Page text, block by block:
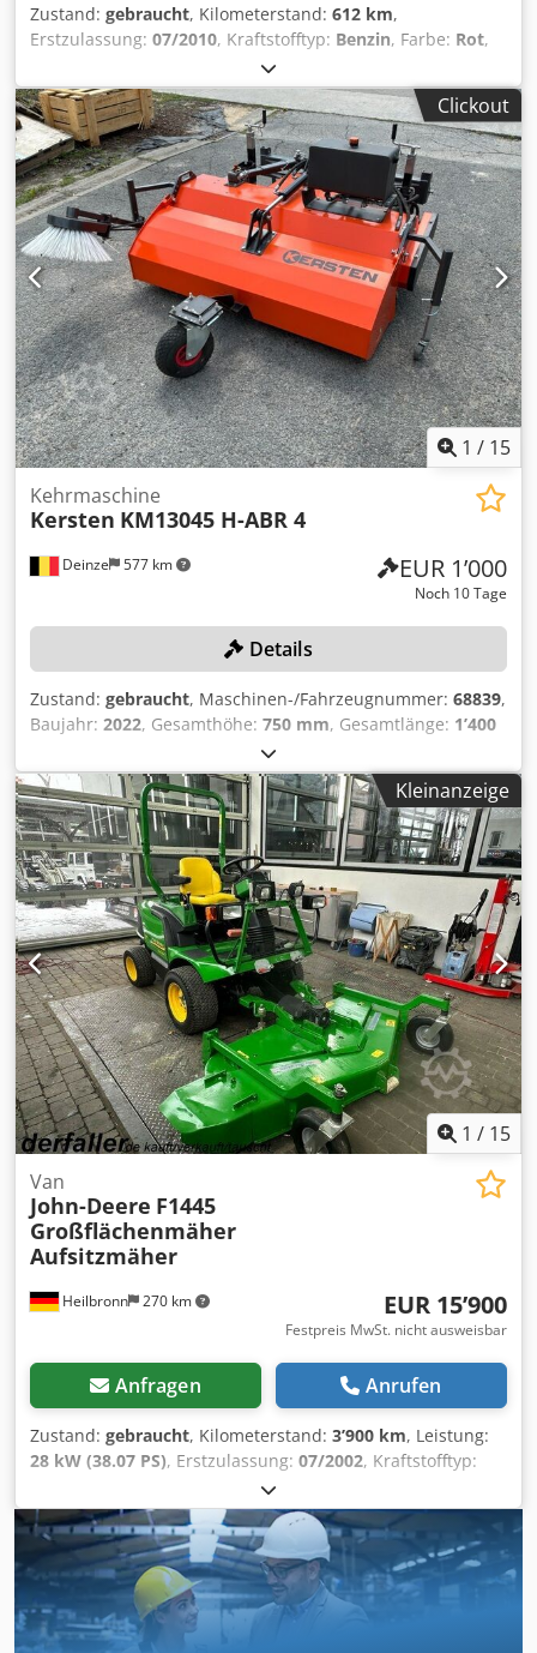
Zustand: gebraucht, Kilometerstand: 612 km,
Erstzulassung: 07/2010, Kraftstofftyp: Benzin, Farbe: Rot,
, Federung:
Betriebsstunden:612 h, , Benzin Hydrostat
Hochentleerung Schnittbreite 97 cm Gesamtlänge 2,30 m
FÜR UNS IST DER ZUSTAND UND DAS BAUCHGEFÜHL
ENTSCHEIDEND, DER PREIS STEHT AN ZWEITER STELLE. Bei
weiteren Fragen steht Ihnen gerne Herr Faller unter der
Nummer zur Verfügung. //*TAUSCH, INZAHLUNGNAHME
ODER BELEIHUNG IHRES FAHRZEUGES, SOWIE
FINANZIERUNG MÖGLICH!Alle Angaben ohne Gewähr*
Weitere Angebote finden Sie auf unserer Homepage: Die
Beschreibung und angegebenen Daten stellen keine
Zusicherung dar und sind nicht verbindlich. Verbindlich ist
der Kaufvertrag der im Autohaus bei Kauf des Fahrzeuges
abgeschlossen wird. Irrtümer und Zwischenverkauf
vorbehalten! Dedsl Tpagjpfx Alnjck
Clickout
1 / 15
Deinze 577 km
Kehrmaschine
Kersten KM13045 H-ABR 4
EUR 1’000
Noch 10 Tage
Details
Zustand: gebraucht, Maschinen-/Fahrzeugnummer: 68839,
Baujahr: 2022, Gesamthöhe: 750 mm, Gesamtlänge: 1’400
1’200 mm, Leergewicht: 133 kg
Arbeitsbreite: 1.300 cm Schnellwechselsystem: Ja
Arbeitsbreite: 1300 mm Bürstendurchmesser: 450 mm
Dedezrwxlspfx Alnock Antrieb: hydraulisch mit
Seitenbürste Schwenkwinkel max. 26° (links und rechts)
Gewicht: 133 kg Abmessungen: 1400 × 1200 × 750 mm
Ausgestattet mit einer Pendelaufhängung und einem
Schnellwechselsystem. Geeignet für die Montage an einem
Kupplungsdreieck (A-Rahmen), einem Frontkraftheber der
Kat. I/II oder speziellen Schnellkupplungen von
Frontmähern Zustand: unbenutzt
Kleinanzeige
1 / 15
Heilbronn 270 km
Van
John-Deere F1445
Großflächenmäher
Aufsitzmäher
EUR 15’900
Festpreis MwSt. nicht ausweisbar
Anfragen Anrufen
Zustand: gebraucht, Kilometerstand: 3’900 km, Leistung:
28 kW (38.07 PS), Erstzulassung: 07/2002, Kraftstofftyp:
, Getriebetyp:
Sonstige, Betriebsstunden:3’900 h, Ausstattung:
Allradantrieb, Straßenzulassung, Diesel Baujahr 2002 28
kW 3.900 Betriebsstunden Allrad Hydrostad Scheinwerfer
vorne 20 km/h Straßenzulassung Zusatzsteuergeräte für
Kehrmaschine und Schneeschild guter Zustand neue UVV-
Prüfung Austauschmotor Wiedemann Frontmäher Baujahr